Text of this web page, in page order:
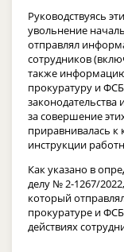
Руководствуясь
увольнение
отправлял
сотрудников
также
прокуратуру и
законодательства
за совершение
приравнивалась
инструкции
Как указано в
делу № 2-1267/
который
прокуратуре и
действиях